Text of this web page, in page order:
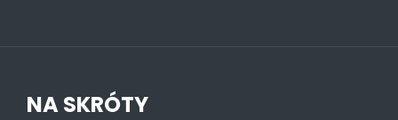
NA SKRÓTY